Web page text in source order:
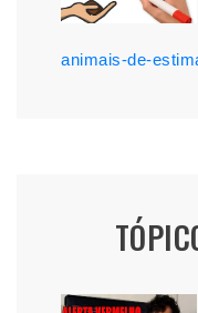
animais-de-